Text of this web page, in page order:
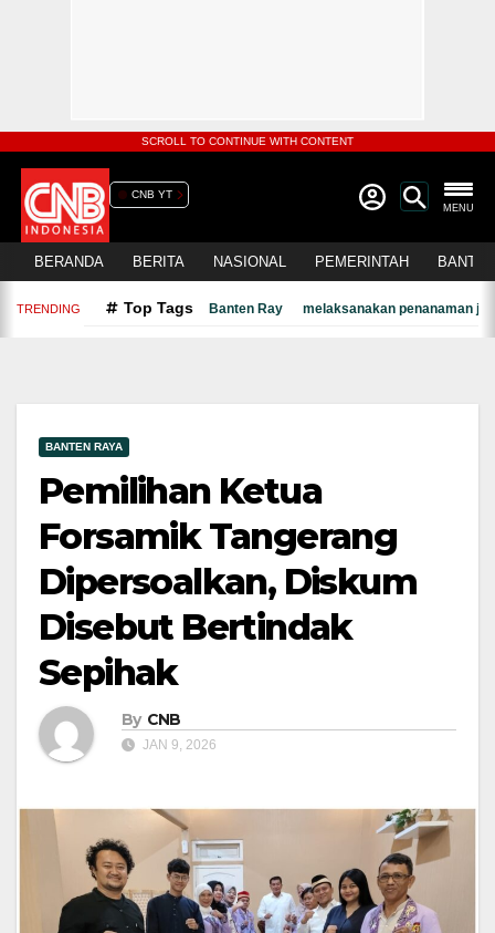
SCROLL TO CONTINUE WITH CONTENT
CNB YT
MENU
BERANDA BERITA NASIONAL PEMERINTAH
TRENDING Top Tags Banten Ray melaksanakan penanaman
BANTEN RAYA
Pemilihan Ketua
Forsamik Tangerang
Dipersoalkan, Diskum
Disebut Bertindak
Sepihak
By CNB
JAN 9, 2026